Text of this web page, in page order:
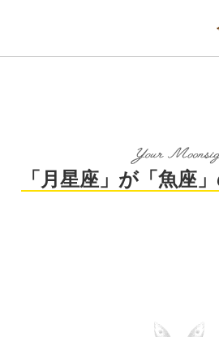
「月星座」が「魚座